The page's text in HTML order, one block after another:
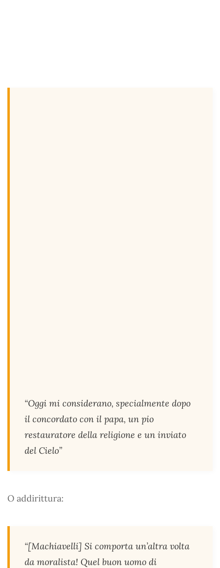
“Oggi mi considerano, specialmente dopo
il concordato con il papa, un pio
restauratore della religione e un inviato
del Cielo”
O addirittura:
“[Machiavelli] Si comporta un’altra volta
da moralista! Quel buon uomo di